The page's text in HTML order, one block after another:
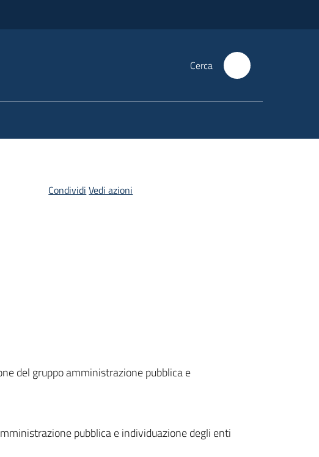
Cerca
Condividi Vedi azioni
del gruppo amministrazione pubblica e
pubblica e individuazione degli enti